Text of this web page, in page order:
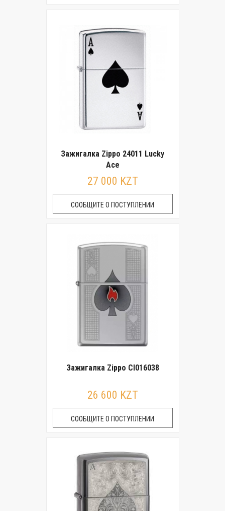
Зажигалка Zippo 24011 Lucky
Ace
27 000 KZT
СООБЩИТЕ О ПОСТУПЛЕНИИ
Зажигалка Zippo CI016038
26 600 KZT
СООБЩИТЕ О ПОСТУПЛЕНИИ